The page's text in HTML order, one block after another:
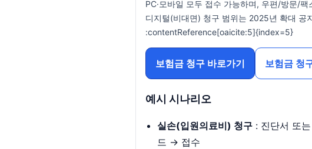
PC·모바일 모두 접수 가능하며, 우편/방문/
디지털(비대면) 청구 범위는 2025년 확대 공
:contentReference[oaicite:5]{index=5}
보험금 청구 바로가기 보험금 청
예시 시나리오
실손(입원의료비) 청구 : 진단서 또
드 → 접수